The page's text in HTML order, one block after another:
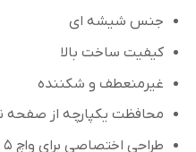
جنس شیشه ای
کیفیت ساخت بالا
غیرمنعطف و شکننده
محافظت یکپارچه از صفحه
طراحی اختصاصی برای واچ 5 پرو